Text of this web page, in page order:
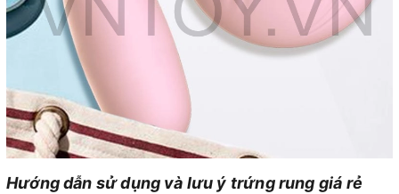
Hướng dẫn sử dụng và lưu ý trứng rung giá rẻ